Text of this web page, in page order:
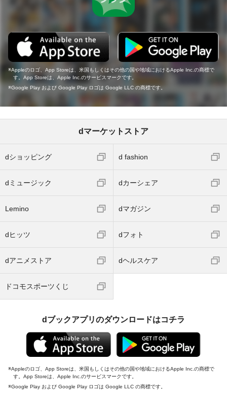
Appleのロゴ、App Storeは、米国もしくはその他の国や地域におけるApple Inc.の商標で
す。App Storeは、Apple Inc.のサービスマークです。
Google Play および Google Play ロゴは Google LLC の商標です。
dマーケットストア
dショッピング d fashion
dミュージック dカーシェア
Lemino dマガジン
dヒッツ dフォト
dアニメストア dヘルスケア
ドコモスポーツくじ
dブックアプリのダウンロードはコチラ
Appleのロゴ、App Storeは、米国もしくはその他の国や地域におけるApple Inc.の商標で
す。App Storeは、Apple Inc.のサービスマークです。
Google Play および Google Play ロゴは Google LLC の商標です。